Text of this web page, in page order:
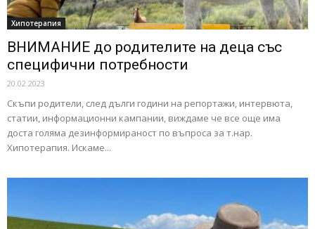
Хипотерапия
ВНИМАНИЕ до родителите на деца със
специфични потребности
20.02.2023
Скъпи родители, след дълги години на репортажи, интервюта,
статии, информационни кампании, виждаме че все още има
доста голяма дезинформираност по въпроса за т.нар.
Хипотерапия. Искаме...